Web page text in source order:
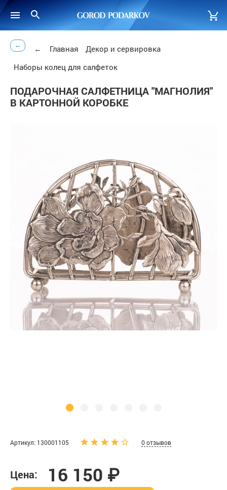
← ← Главная
Декор и сервировка
Наборы колец для салфеток
ПОДАРОЧНАЯ САЛФЕТНИЦА "МАГНОЛИЯ"
В КАРТОННОЙ КОРОБКЕ
Артикул: 130001105 0 отзывов
Цена: 16 150 ₽